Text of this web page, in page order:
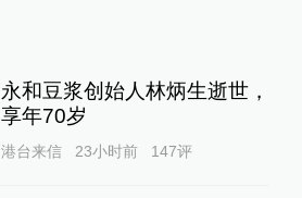
永和豆浆创始人林炳生逝世，
享年70岁
港台来信 23小时前 147评